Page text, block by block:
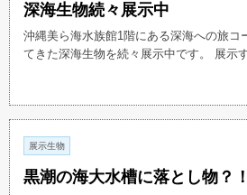
深海生物続々展示中
沖縄美ら海水族館1階にある深海への旅コ
てきた深海生物を続々展示中です。 展示
展示生物
黒潮の海大水槽に落とし物？！